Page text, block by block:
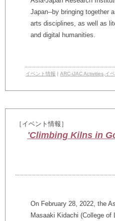
Japan--by bringing together
arts disciplines, as well as
and digital humanities.
イベント情報 ARC-iJAC Activities,イ
［イベント情報］
'Climbing Kilns in
On February 28, 2022, the
Masaaki Kidachi (College